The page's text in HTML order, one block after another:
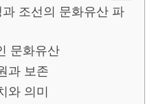
조선의 문화유산 파
문화유산
과 보존
와 의미